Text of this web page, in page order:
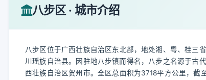
八步区 · 城市介绍
八步区位于广西壮族自治区东北部，地处湘、粤、桂三
川瑶族自治县。因驻地八步镇而得名，八步之名源于古
西壮族自治区贺州市。全区总面积为3718平方公里，截